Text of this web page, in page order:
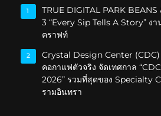
1
TRUE DIGITAL PARK
3 “Every Sip Tells A Story” ง
คราฟท์
2
Crystal Design Center
คอกาแฟตัวจริง จัดเทศกาล
2026” รวมที่สุดของ Specialty
รามอินทรา